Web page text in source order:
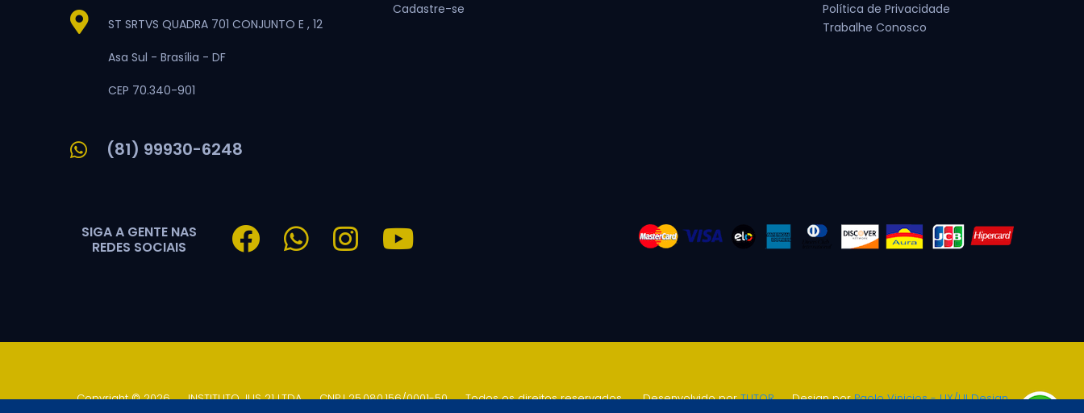
ST SRTVS QUADRA 701 CONJUNTO E , 12
Asa Sul - Brasília - DF
CEP 70.340-901
(81) 99930-6248
Cadastre-se
Política de Privacidade
Trabalhe Conosco
SIGA A GENTE NAS
REDES SOCIAIS
Copyright © 2026 . INSTITUTO JUS 21 LTDA . CNPJ 25.080.156/0001-50 . Todos os direitos reservados . Desenvolvido porTUTOR . Design porPaolo Vinicios - UX/UI Design